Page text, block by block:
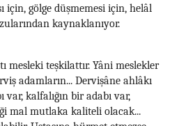
gölge düşmemesi için, helâl
kaynaklanıyor.
mesleki teşkilattır. Yâni meslekler
adamların... Dervişâne ahlâkı
var, kalfalığın bir adabı var,
mal mutlaka kaliteli olacak...